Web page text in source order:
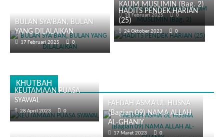
KAUM MUSLIMIN (Bag. 2)
18 Februari 2025 0
BULAN SYA’BAN, BULAN
YANG DILALAIKAN
17 Februari 2025 0
HADITS PENDEK HARIAN
(25)
24 Oktober 2023 0
KHUTBAH
KEUTAMAAN PUASA
SYAWAL
28 April 2023 0
FAEDAH ASMA’UL HUSNA
(Bagian 09) NAMA ALLAH
AL-GHANIY
17 Maret 2023 0